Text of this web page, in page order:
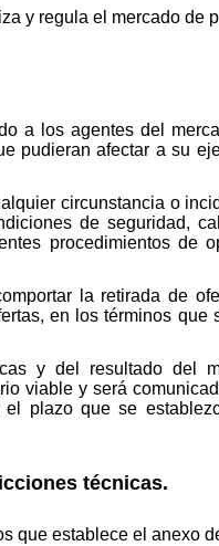
y regula el mercado de
a los agentes del
pudieran afectar a su
circunstancia o
de seguridad,
procedimientos de
la retirada de
en los términos que
y del resultado del
viable y será
plazo que se
técnicas.
que establece el anexo